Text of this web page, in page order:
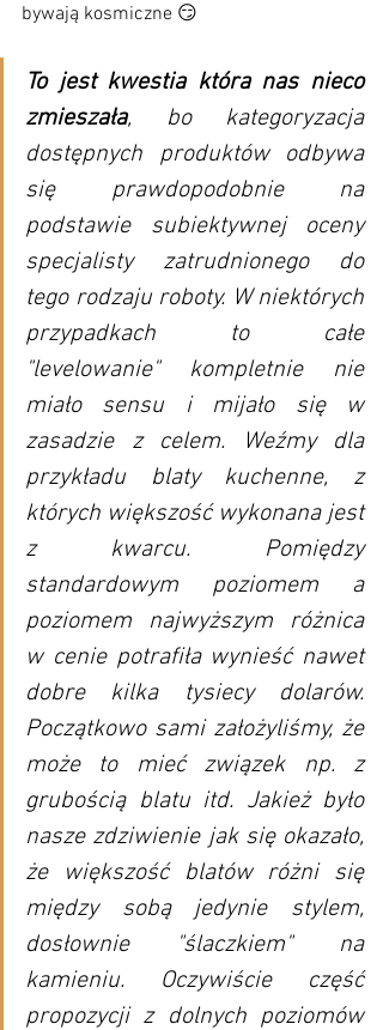
bywają kosmiczne 😏
To jest kwestia która nas nieco
zmieszała, bo kategoryzacja
dostępnych produktów odbywa
się prawdopodobnie na
podstawie subiektywnej oceny
specjalisty zatrudnionego do
tego rodzaju roboty. W niektórych
przypadkach to całe
"levelowanie" kompletnie nie
miało sensu i mijało się w
zasadzie z celem. Weźmy dla
przykładu blaty kuchenne, z
których większość wykonana jest
z kwarcu. Pomiędzy
standardowym poziomem a
poziomem najwyższym różnica
w cenie potrafiła wynieść nawet
dobre kilka tysiecy dolarów.
Początkowo sami założyliśmy, że
może to mieć związek np. z
grubością blatu itd. Jakież było
nasze zdziwienie jak się okazało,
że większość blatów różni się
między sobą jedynie stylem,
dosłownie "ślaczkiem" na
kamieniu. Oczywiście część
propozycji z dolnych poziomów